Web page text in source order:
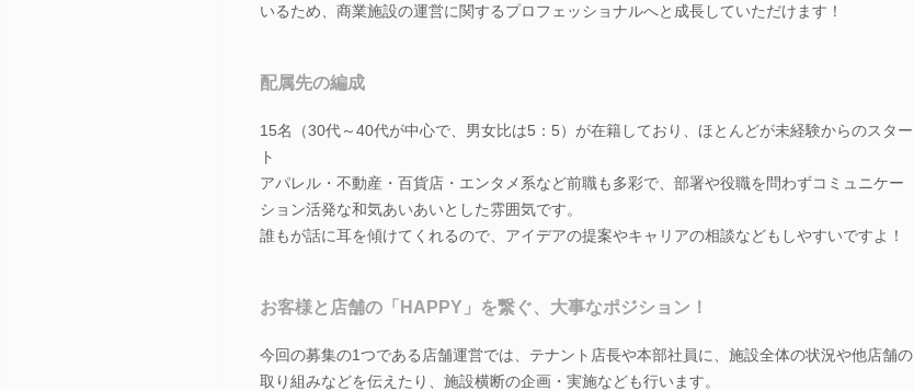
いるため、商業施設の運営に関するプロフェッショナルへと成長していただけます！
配属先の編成
15名（30代～40代が中心で、男女比は5：5）が在籍しており、ほとんどが未経験からのスター
ト
アパレル・不動産・百貨店・エンタメ系など前職も多彩で、部署や役職を問わずコミュニケー
ション活発な和気あいあいとした雰囲気です。
誰もが話に耳を傾けてくれるので、アイデアの提案やキャリアの相談などもしやすいですよ！
お客様と店舗の「HAPPY」を繋ぐ、大事なポジション！
今回の募集の1つである店舗運営では、テナント店長や本部社員に、施設全体の状況や他店舗の
取り組みなどを伝えたり、施設横断の企画・実施なども行います。